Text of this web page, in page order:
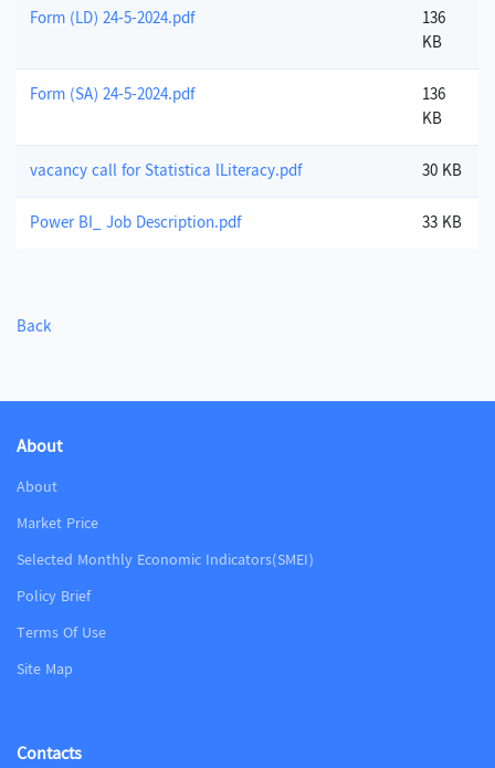
Form (LD) 24-5-2024.pdf
136
KB
Form (SA) 24-5-2024.pdf
136
KB
vacancy call for Statistica lLiteracy.pdf
30 KB
Power BI_ Job Description.pdf
33 KB
Back
About
About
Market Price
Selected Monthly Economic Indicators(SMEI)
Policy Brief
Terms Of Use
Site Map
Contacts